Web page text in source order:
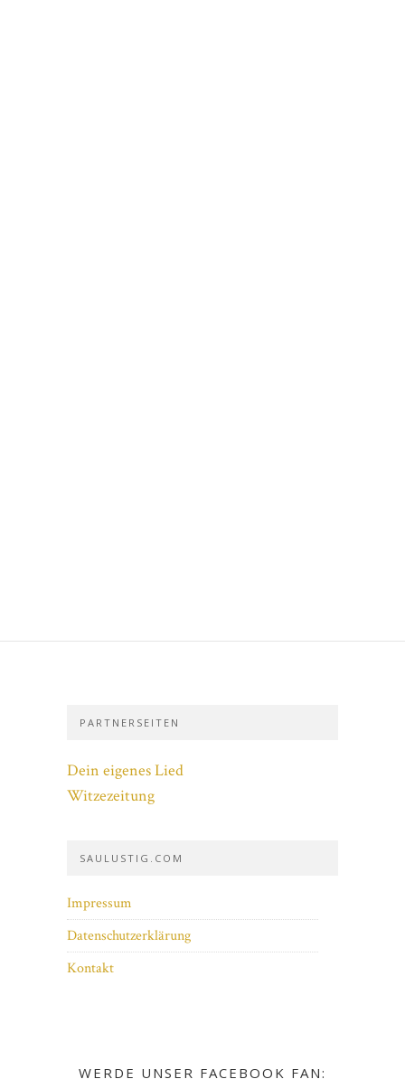
PARTNERSEITEN
Dein eigenes Lied
Witzezeitung
SAULUSTIG.COM
Impressum
Datenschutzerklärung
Kontakt
WERDE UNSER FACEBOOK FAN: